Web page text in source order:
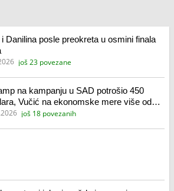
Danilina posle preokreta u osmini finala
još 23 povezane
na kampanju u SAD potrošio 450
Vučić na ekonomske mere više od
još 18 povezanih